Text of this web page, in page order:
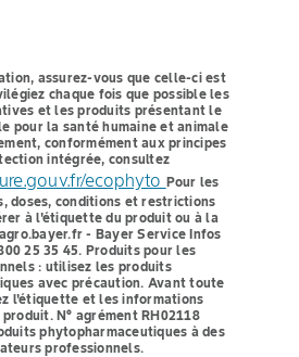
assurez-vous que celle-ci est
chaque fois que possible les
et les produits présentant le
pour la santé humaine et animale
conformément aux principes
intégrée, consultez
ecophyto Pour les
doses, conditions et restrictions
à l'étiquette du produit ou à la
- Bayer Service Infos
25 35 45. Produits pour les
: utilisez les produits
avec précaution. Avant toute
l'étiquette et les informations
N° agrément RH02118
phytopharmaceutiques à des
professionnels.